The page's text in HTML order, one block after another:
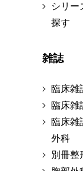
シリー
探す
雑誌
臨床雑
臨床雑
臨床雑
外科
別冊整